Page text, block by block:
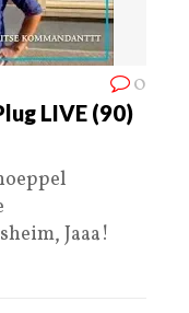
0
LIVE (90)
Jaaa!